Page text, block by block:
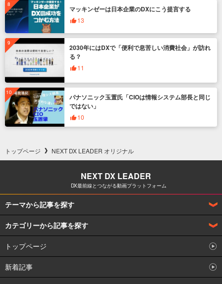
マッキンゼーは日本企業のDXにこう提言する
13
2030年にはDXで「便利で息苦しい消費社会」が訪れ
る？
11
パナソニック玉置氏「CIOは情報システム部長と同じ
ではない」
10
トップページ NEXT DX LEADER オリジナル
NEXT DX LEADER
DX最前線とつながる動画プラットフォーム
トップページ
新着記事
テーマから記事を探す
DX企業インタビュー
企業の事例からDXを学ぶ
製造業のDX
カテゴリーから記事を探す
DXとは何か解説
DX人材の獲得育成策